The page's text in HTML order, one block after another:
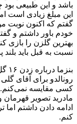
این مبلغ زیادی است
خودم باور داشتم و
بهترین گلزن را بازی
نسبت به قبل باید
رونالدو برای آقای
کسی مقایسه نمی‌کنم.
مادرید تصویر
ادامه دادن داشتم
کنم.